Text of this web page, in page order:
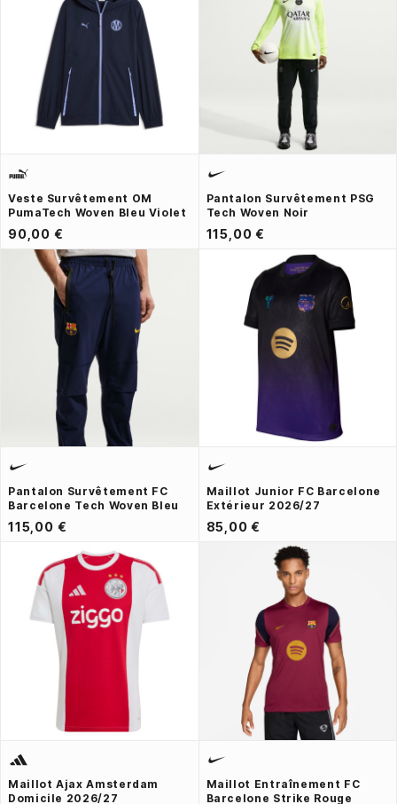
Veste Survêtement OM
PumaTech Woven Bleu Violet
90,00 €
Pantalon Survêtement PSG
Tech Woven Noir
115,00 €
Pantalon Survêtement FC
Barcelone Tech Woven Bleu
115,00 €
Maillot Junior FC Barcelone
Extérieur 2026/27
85,00 €
Maillot Ajax Amsterdam
Domicile 2026/27
Maillot Entraînement FC
Barcelone Strike Rouge